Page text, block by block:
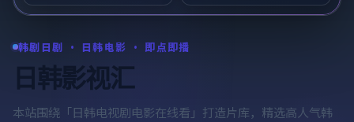
韩剧日剧 · 日韩电影 · 即点即播
日韩影视汇
本站围绕「日韩电视剧电影在线看 」打造片库，精选高人气韩